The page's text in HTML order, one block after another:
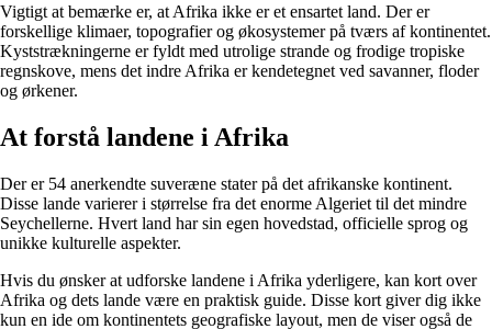
Vigtigt at bemærke er, at Afrika ikke er et ensartet land. Der er
forskellige klimaer, topografier og økosystemer på tværs af kontinentet.
Kyststrækningerne er fyldt med utrolige strande og frodige tropiske
regnskove, mens det indre Afrika er kendetegnet ved savanner, floder
og ørkener.
At forstå landene i Afrika
Der er 54 anerkendte suveræne stater på det afrikanske kontinent.
Disse lande varierer i størrelse fra det enorme Algeriet til det mindre
Seychellerne. Hvert land har sin egen hovedstad, officielle sprog og
unikke kulturelle aspekter.
Hvis du ønsker at udforske landene i Afrika yderligere, kan kort over
Afrika og dets lande være en praktisk guide. Disse kort giver dig ikke
kun en ide om kontinentets geografiske layout, men de viser også de